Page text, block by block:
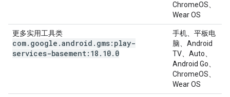
ChromeOS、
Wear OS
更多实用工具类
com. google .android . gms:play-
services-basement:18 . 10. 0
手机、平板电
脑、Android
TV、Auto、
Android Go、
ChromeOS、
Wear OS